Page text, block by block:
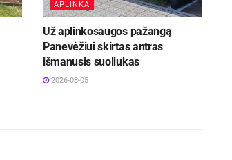
APLINKA
Už aplinkosaugos pažangą
Panevėžiui skirtas antras
išmanusis suoliukas
2026-08-05